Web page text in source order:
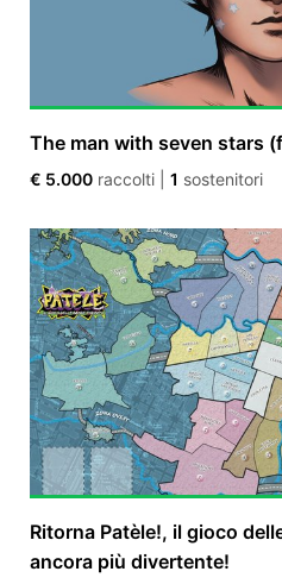
The man with seven stars
€ 5.000 raccolti 1 sostenitori
Ritorna Patèle!, il gioco
ancora più divertente!